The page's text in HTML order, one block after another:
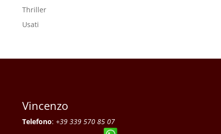
Thriller
Usati
Vincenzo
Telefono: +39 339 570 85 07